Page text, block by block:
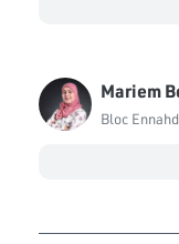
Mariem
Bloc